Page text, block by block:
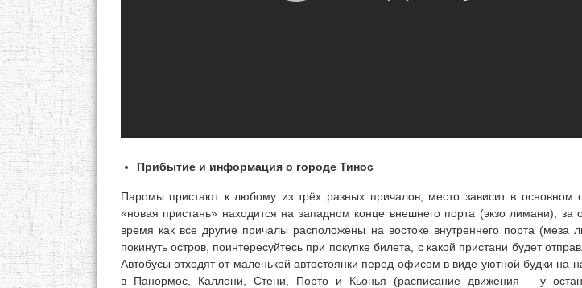
Прибытие и информация о городе Тинос
Паромы пристают к любому из трёх разных причалов, место зависит в основном
«новая пристань» находится на западном конце внешнего порта (экзо лимани), за
время как все другие причалы расположены на востоке внутреннего порта (меза
покинуть остров, поинтересуйтесь при покупке билета, с какой пристани будет
Автобусы отходят от маленькой автостоянки перед офисом в виде уютной будки на
в Панормос, Каллони, Стени, Порто и Кьонья (расписание движения – у